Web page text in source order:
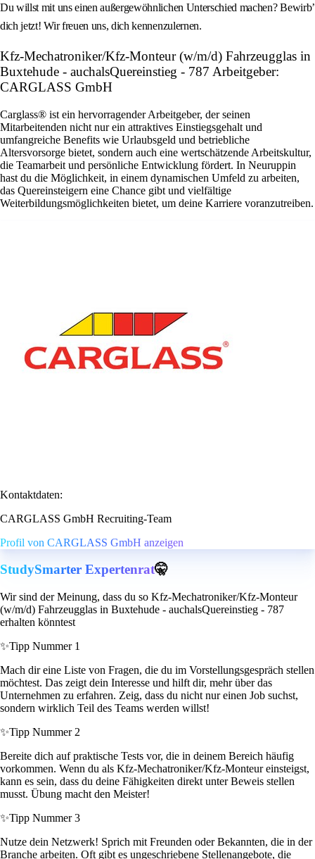
Du willst mit uns einen außergewöhnlichen Unterschied machen? Bewirb’
dich jetzt! Wir freuen uns, dich kennenzulernen.
Kfz-Mechatroniker/Kfz-Monteur (w/m/d) Fahrzeugglas in
Buxtehude - auchalsQuereinstieg - 787 Arbeitgeber:
CARGLASS GmbH
Carglass® ist ein hervorragender Arbeitgeber, der seinen
Mitarbeitenden nicht nur ein attraktives Einstiegsgehalt und
umfangreiche Benefits wie Urlaubsgeld und betriebliche
Altersvorsorge bietet, sondern auch eine wertschätzende Arbeitskultur,
die Teamarbeit und persönliche Entwicklung fördert. In Neuruppin
hast du die Möglichkeit, in einem dynamischen Umfeld zu arbeiten,
das Quereinsteigern eine Chance gibt und vielfältige
Weiterbildungsmöglichkeiten bietet, um deine Karriere voranzutreiben.
Kontaktdaten:
CARGLASS GmbH Recruiting-Team
Profil von CARGLASS GmbH anzeigen
StudySmarter Expertenrat🤫
Wir sind der Meinung, dass du so Kfz-Mechatroniker/Kfz-Monteur
(w/m/d) Fahrzeugglas in Buxtehude - auchalsQuereinstieg - 787
erhalten könntest
✨Tipp Nummer 1
Mach dir eine Liste von Fragen, die du im Vorstellungsgespräch stellen
möchtest. Das zeigt dein Interesse und hilft dir, mehr über das
Unternehmen zu erfahren. Zeig, dass du nicht nur einen Job suchst,
sondern wirklich Teil des Teams werden willst!
✨Tipp Nummer 2
Bereite dich auf praktische Tests vor, die in deinem Bereich häufig
vorkommen. Wenn du als Kfz-Mechatroniker/Kfz-Monteur einsteigst,
kann es sein, dass du deine Fähigkeiten direkt unter Beweis stellen
musst. Übung macht den Meister!
✨Tipp Nummer 3
Nutze dein Netzwerk! Sprich mit Freunden oder Bekannten, die in der
Branche arbeiten. Oft gibt es ungeschriebene Stellenangebote, die